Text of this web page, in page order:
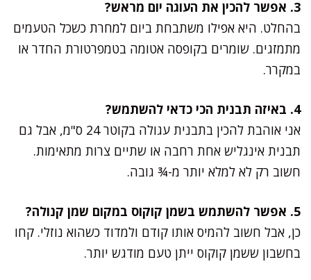
3. אפשר להכין את העוגה יום מראש?
בהחלט. היא אפילו משתבחת ביום למחרת כשכל הטעמים
מתמזגים. שומרים בקופסה אטומה בטמפרטורת החדר או
במקרר.
4. באיזה תבנית הכי כדאי להשתמש?
אני אוהבת להכין בתבנית עגולה בקוטר 24 ס"מ, אבל גם
תבנית אינגליש אחת רחבה או שתיים צרות מתאימות.
חשוב רק לא למלא יותר מ-¾ גובה.
5. אפשר להשתמש בשמן קוקוס במקום שמן קנולה?
כן, אבל חשוב להמיס אותו קודם ולמדוד כשהוא נוזלי. קחו
בחשבון ששמן קוקוס ייתן טעם מודגש יותר.